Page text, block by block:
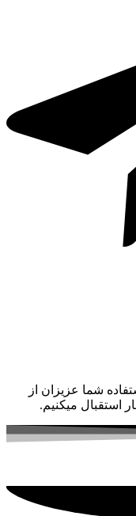
شما عزیزان از
استقبال میکنیم.